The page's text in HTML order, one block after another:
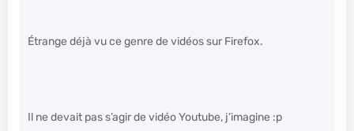
Étrange déjà vu ce genre de vidéos sur Firefox.
Il ne devait pas s’agir de vidéo Youtube, j’imagine :p